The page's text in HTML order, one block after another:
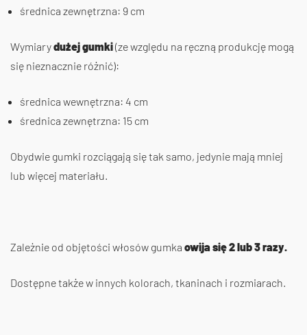
średnica zewnętrzna: 9 cm
Wymiarydużej gumki(ze względu na ręczną produkcję mogą
się nieznacznie różnić):
średnica wewnętrzna: 4 cm
średnica zewnętrzna: 15 cm
Obydwie gumki rozciągają się tak samo, jedynie mają mniej
lub więcej materiału.
Zależnie od objętości włosów gumka owija się 2 lub 3 razy.
Dostępne także w innych kolorach, tkaninach i rozmiarach.